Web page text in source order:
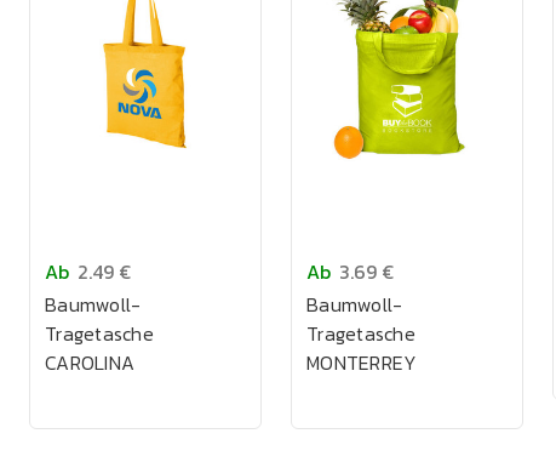
Ab 2.49 €
Baumwoll-
Tragetasche
CAROLINA
Ab 3.69 €
Baumwoll-
Tragetasche
MONTERREY